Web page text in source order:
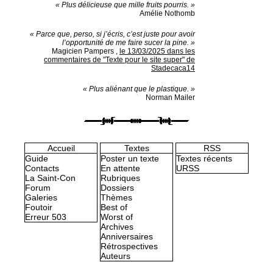
« Plus délicieuse que mille fruits pourris. »
Amélie Nothomb
« Parce que, perso, si j’écris, c’est juste pour avoir
l’opportunité de me faire sucer la pine. »
Magicien Pampers , le 13/03/2025 dans les
commentaires de "Texte pour le site super" de
Stadecaca14
« Plus aliénant que le plastique. »
Norman Mailer
Accueil
Guide
Contacts
La Saint-Con
Forum
Galeries
Foutoir
Erreur 503
Textes
Poster un texte
En attente
Rubriques
Dossiers
Thèmes
Best of
Worst of
Archives
Anniversaires
Rétrospectives
Auteurs
RSS
Textes récents
URSS